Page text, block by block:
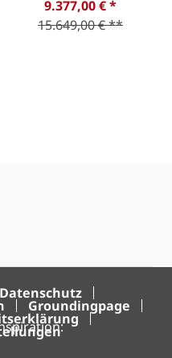
9.377,00 € *
15.649,00 € **
Datenschutz
Groundingpage